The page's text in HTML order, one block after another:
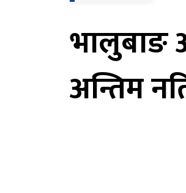
भालुबाङ
अन्तिम